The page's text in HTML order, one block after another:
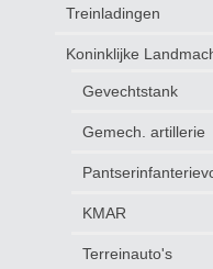
Treinladingen
Koninklijke
Gevechtstank
Gemech. artillerie
KMAR
Terreinauto's